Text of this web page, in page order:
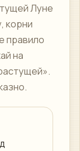
Луне
корни
правило
на